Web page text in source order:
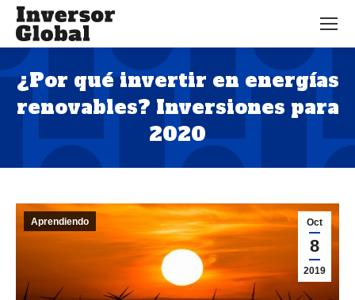
¿Por qué invertir en energías
renovables? Inversiones para
2020
Estás aquí:
Oct
8
2019
Aprendiendo